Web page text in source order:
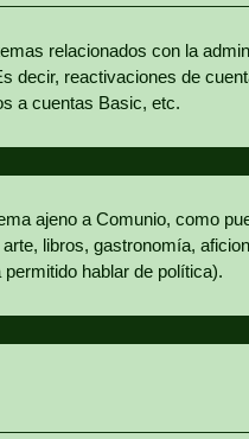
relacionados con la
decir, reactivaciones de
a cuentas Basic, etc.
ajeno a Comunio, como
libros, gastronomía,
hablar de política).